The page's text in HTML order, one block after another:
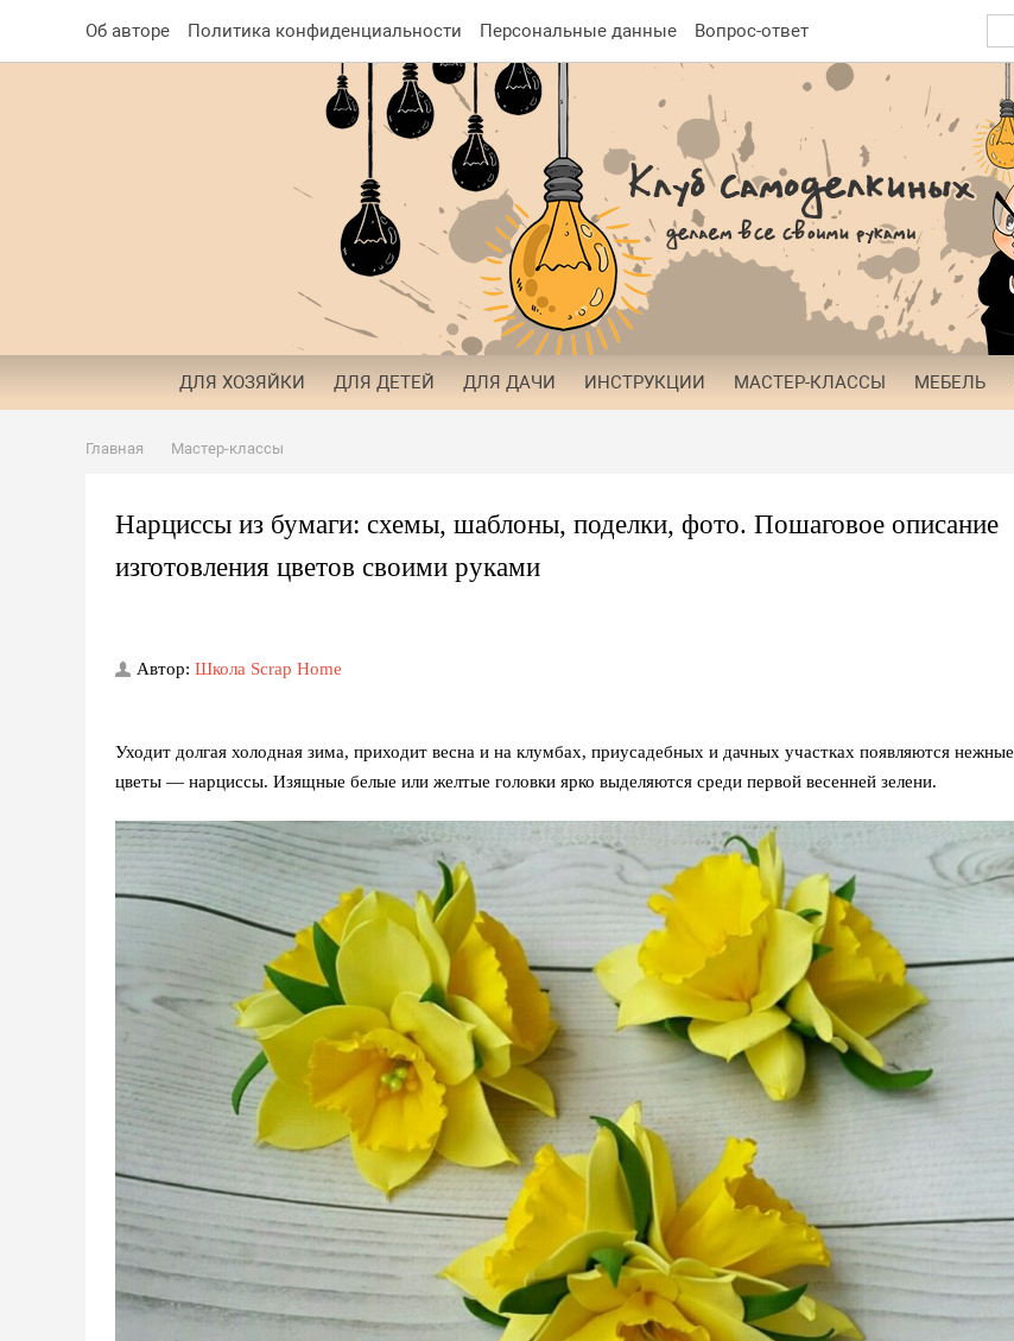
Об авторе Политика конфиденциальности Персональные данные Вопрос-ответ
ДЛЯ ХОЗЯЙКИ ДЛЯ ДЕТЕЙ ДЛЯ ДАЧИ ИНСТРУКЦИИ МАСТЕР-КЛАССЫ МЕБЕЛЬ
Главная Мастер-классы
Нарциссы из бумаги: схемы, шаблоны, поделки, фото. Пошаговое описание
изготовления цветов своими руками
Автор: Школа Scrap Home
Уходит долгая холодная зима, приходит весна и на клумбах, приусадебных и дачных участках появляются нежные
цветы — нарциссы. Изящные белые или желтые головки ярко выделяются среди первой весенней зелени.